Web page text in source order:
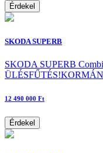
Érdekel
SKODA SUPERB
SKODA SUPERB
12 490 000 Ft
Érdekel